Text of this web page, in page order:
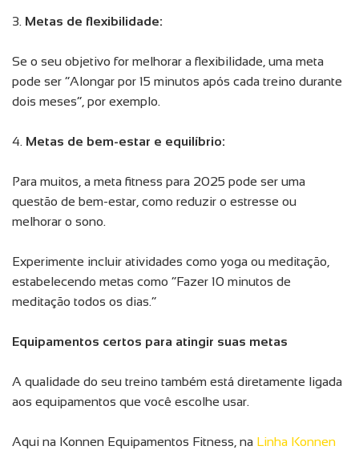
3. Metas de flexibilidade:
Se o seu objetivo for melhorar a flexibilidade, uma meta
pode ser “Alongar por 15 minutos após cada treino durante
dois meses”, por exemplo.
4. Metas de bem-estar e equilíbrio:
Para muitos, a meta fitness para 2025 pode ser uma
questão de bem-estar, como reduzir o estresse ou
melhorar o sono.
Experimente incluir atividades como yoga ou meditação,
estabelecendo metas como “Fazer 10 minutos de
meditação todos os dias.”
Equipamentos certos para atingir suas metas
A qualidade do seu treino também está diretamente ligada
aos equipamentos que você escolhe usar.
Aqui na Konnen Equipamentos Fitness, na Linha Konnen